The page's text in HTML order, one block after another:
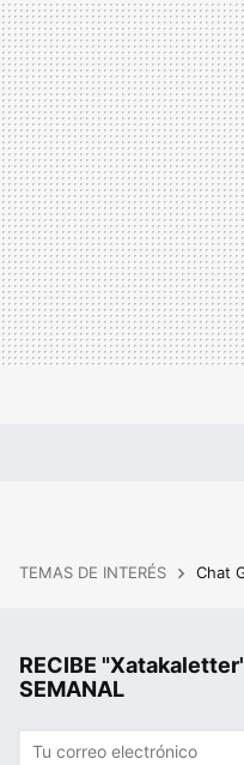
TEMAS DE INTERÉS Chat
RECIBE
SEMANAL